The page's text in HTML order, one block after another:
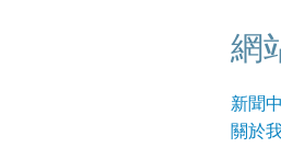
網
新聞
關於